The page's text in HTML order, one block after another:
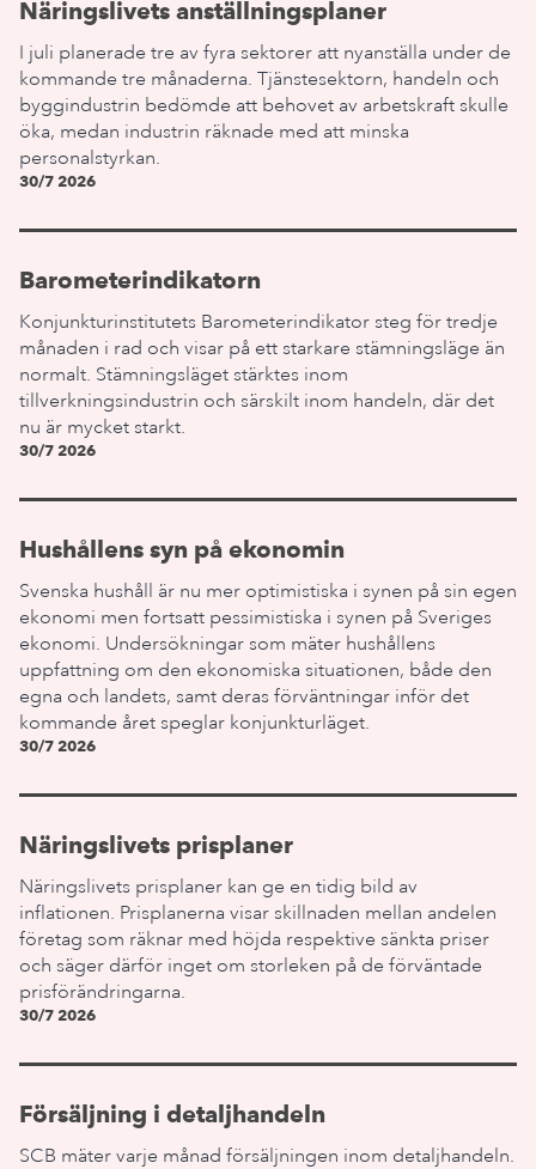
Näringslivets anställningsplaner
I juli planerade tre av fyra sektorer att nyanställa under de
kommande tre månaderna. Tjänstesektorn, handeln och
byggindustrin bedömde att behovet av arbetskraft skulle
öka, medan industrin räknade med att minska
personalstyrkan.
30/7 2026
Barometerindikatorn
Konjunkturinstitutets Barometerindikator steg för tredje
månaden i rad och visar på ett starkare stämningsläge än
normalt. Stämningsläget stärktes inom
tillverkningsindustrin och särskilt inom handeln, där det
nu är mycket starkt.
30/7 2026
Hushållens syn på ekonomin
Svenska hushåll är nu mer optimistiska i synen på sin egen
ekonomi men fortsatt pessimistiska i synen på Sveriges
ekonomi. Undersökningar som mäter hushållens
uppfattning om den ekonomiska situationen, både den
egna och landets, samt deras förväntningar inför det
kommande året speglar konjunkturläget.
30/7 2026
Näringslivets prisplaner
Näringslivets prisplaner kan ge en tidig bild av
inflationen. Prisplanerna visar skillnaden mellan andelen
företag som räknar med höjda respektive sänkta priser
och säger därför inget om storleken på de förväntade
prisförändringarna.
30/7 2026
Försäljning i detaljhandeln
SCB mäter varje månad försäljningen inom detaljhandeln.